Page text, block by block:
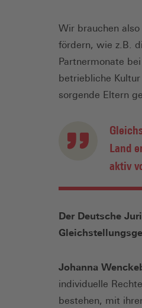
Wir brauchen
fördern, wie z.B.
Partnermonate
betriebliche
sorgende Eltern
Land
aktiv
Der Deutsche
Johanna
individuelle
bestehen, mit